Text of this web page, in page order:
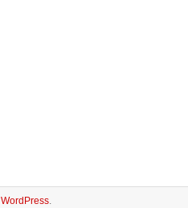
WordPress.